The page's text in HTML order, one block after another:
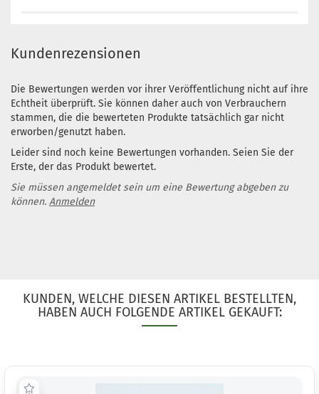
Kundenrezensionen
Die Bewertungen werden vor ihrer Veröffentlichung nicht auf ihre
Echtheit überprüft. Sie können daher auch von Verbrauchern
stammen, die die bewerteten Produkte tatsächlich gar nicht
erworben/genutzt haben.
Leider sind noch keine Bewertungen vorhanden. Seien Sie der
Erste, der das Produkt bewertet.
Sie müssen angemeldet sein um eine Bewertung abgeben zu
können. Anmelden
KUNDEN, WELCHE DIESEN ARTIKEL BESTELLTEN,
HABEN AUCH FOLGENDE ARTIKEL GEKAUFT: